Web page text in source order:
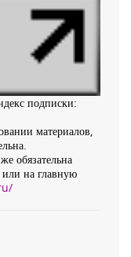
подписки:
материалов,
обязательна
или на главную